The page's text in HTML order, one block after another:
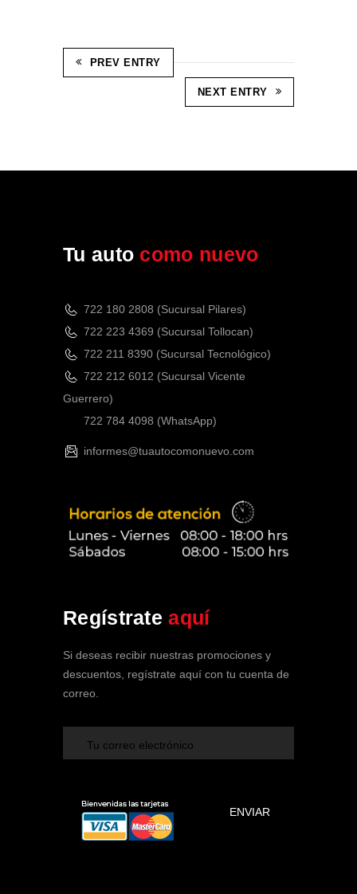
PREV ENTRY
NEXT ENTRY
Tu auto como nuevo
722 180 2808 (Sucursal Pilares)
722 223 4369 (Sucursal Tollocan)
722 211 8390 (Sucursal Tecnológico)
722 212 6012 (Sucursal Vicente
Guerrero)
722 784 4098 (WhatsApp)
informes@tuautocomonuevo.com
Regístrateaquí
Si deseas recibir nuestras promociones y
descuentos, regístrate aquí con tu cuenta de
correo.
Soy tu Asistente de SPA Clínica
Vehicular